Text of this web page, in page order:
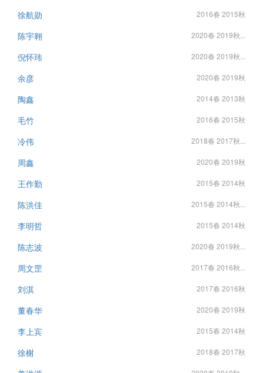
徐航勋 2016春 2015秋
陈宇翱 2020春 2019秋...
倪怀玮 2020春 2019秋...
余彦 2020春 2019秋
陶鑫 2014春 2013秋
毛竹 2016春 2015秋
冷伟 2018春 2017秋...
周鑫 2020春 2019秋
王作勤 2015春 2014秋
陈洪佳 2015春 2014秋...
李明哲 2015春 2014秋
陈志波 2020春 2019秋...
周文罡 2017春 2016秋...
刘淇 2017春 2016秋
董春华 2020春 2019秋
李上宾 2015春 2014秋
徐榭 2018春 2017秋